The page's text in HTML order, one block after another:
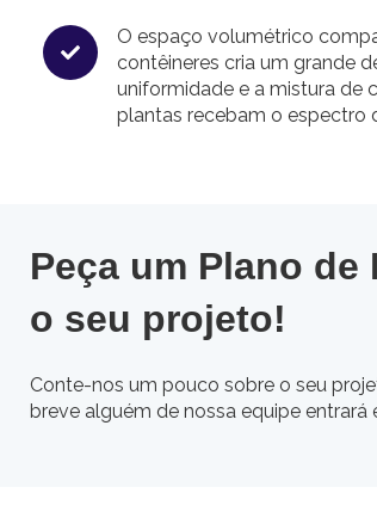
O espaço volumétrico
contêineres cria um grande
uniformidade e a mistura de
plantas recebam o espectro
Peça um Plano de
o seu projeto!
Conte-nos um pouco sobre o seu
breve alguém de nossa equipe